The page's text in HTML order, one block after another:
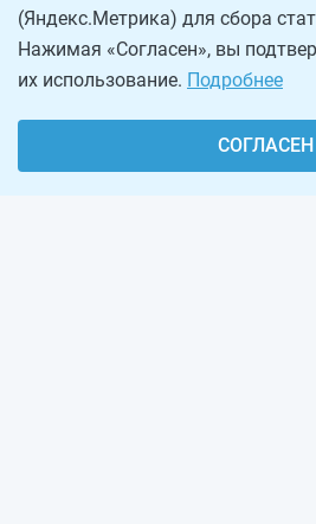
(Яндекс.Метрика) для сбора
Нажимая «Согласен», вы
их использование. Подробнее
СОГЛАСЕН